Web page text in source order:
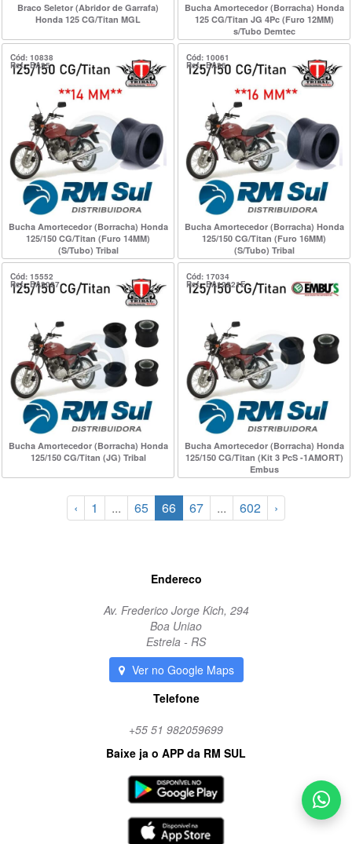
Braco Seletor (Abridor de Garrafa)
Honda 125 CG/Titan MGL
Bucha Amortecedor (Borracha) Honda
125 CG/Titan JG 4Pc (Furo 12MM)
s/Tubo Demtec
Cód: 10838
Ref.: BA35
Bucha Amortecedor (Borracha) Honda
125/150 CG/Titan (Furo 14MM)
(S/Tubo) Tribal
Cód: 10061
Ref.: BA36
Bucha Amortecedor (Borracha) Honda
125/150 CG/Titan (Furo 16MM)
(S/Tubo) Tribal
Cód: 15552
Ref.: BA3027
Bucha Amortecedor (Borracha) Honda
125/150 CG/Titan (JG) Tribal
Cód: 17034
Ref.: BA12221E
Bucha Amortecedor (Borracha) Honda
125/150 CG/Titan (Kit 3 PcS -1AMORT)
Embus
‹ 1 ... 65 66 67 ... 602 ›
Endereco
Av. Frederico Jorge Kich, 294
Boa Uniao
Estrela - RS
Ver no Google Maps
Telefone
+55 51 982059699
Baixe ja o APP da RM SUL